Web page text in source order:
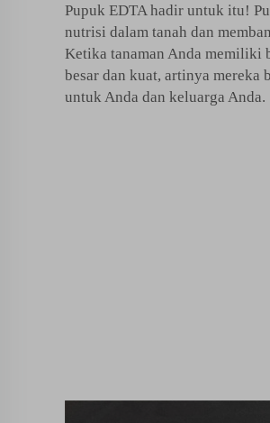
Pupuk EDTA hadir untuk itu!
nutrisi dalam tanah dan
Ketika tanaman Anda memiliki
besar dan kuat, artinya mereka
untuk Anda dan keluarga Anda.